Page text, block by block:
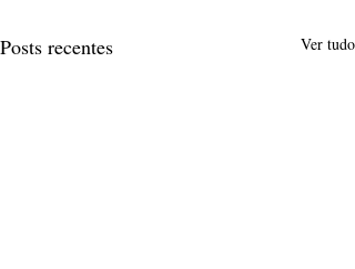
Posts recentes Ver tudo